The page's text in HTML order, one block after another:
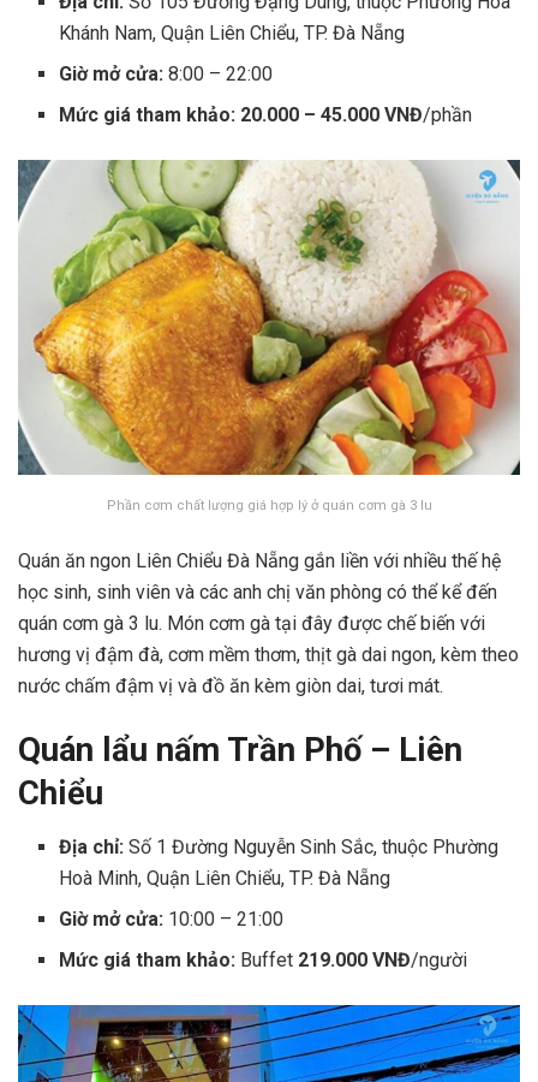
Khánh Nam, Quận Liên Chiểu, TP. Đà Nẵng
Giờ mở cửa: 8:00 – 22:00
Mức giá tham khảo: 20.000 – 45.000 VNĐ/phần
Phần cơm chất lượng giá hợp lý ở quán cơm gà 3 lu
Quán ăn ngon Liên Chiểu Đà Nẵng gắn liền với nhiều thế hệ
học sinh, sinh viên và các anh chị văn phòng có thể kể đến
quán cơm gà 3 lu. Món cơm gà tại đây được chế biến với
hương vị đậm đà, cơm mềm thơm, thịt gà dai ngon, kèm theo
nước chấm đậm vị và đồ ăn kèm giòn dai, tươi mát.
Quán lẩu nấm Trần Phố – Liên
Chiểu
Địa chỉ:Số 1 Đường Nguyễn Sinh Sắc, thuộc Phường
Hoà Minh, Quận Liên Chiểu, TP. Đà Nẵng
Giờ mở cửa: 10:00 – 21:00
Mức giá tham khảo: Buffet 219.000 VNĐ/người